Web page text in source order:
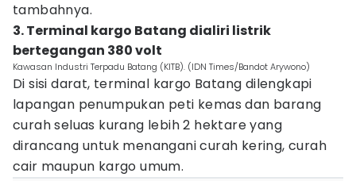
tambahnya.
3. Terminal kargo Batang dialiri listrik
bertegangan 380 volt
Kawasan Industri Terpadu Batang (KITB). (IDN Times/Bandot Arywono)
Di sisi darat, terminal kargo Batang dilengkapi
lapangan penumpukan peti kemas dan barang
curah seluas kurang lebih 2 hektare yang
dirancang untuk menangani curah kering, curah
cair maupun kargo umum.